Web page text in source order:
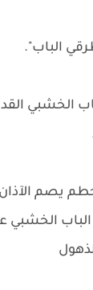
الباب".
الخشبي
يصم
الباب